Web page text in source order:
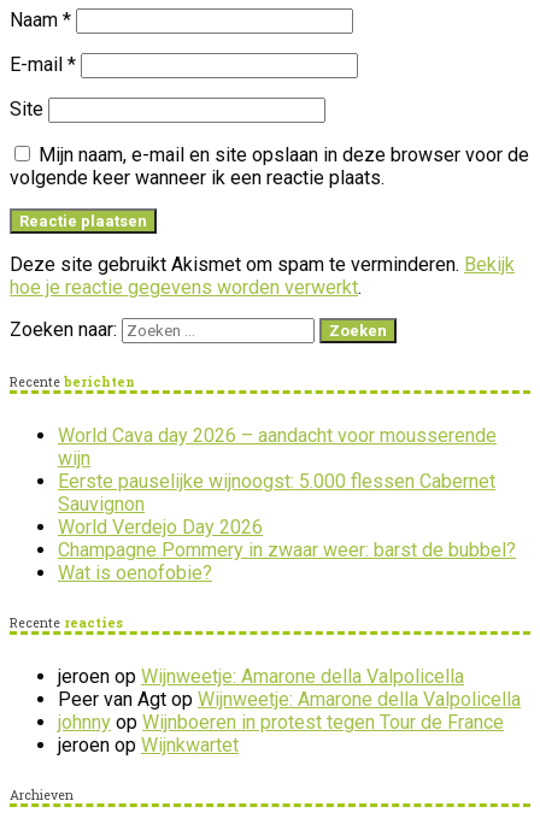
Naam *
E-mail *
Site
Mijn naam, e-mail en site opslaan in deze browser voor de
volgende keer wanneer ik een reactie plaats.
Deze site gebruikt Akismet om spam te verminderen. Bekijk
hoe je reactie gegevens worden verwerkt.
Zoeken naar:
Recente berichten
World Cava day 2026 – aandacht voor mousserende
wijn
Eerste pauselijke wijnoogst: 5.000 flessen Cabernet
Sauvignon
World Verdejo Day 2026
Champagne Pommery in zwaar weer: barst de bubbel?
Wat is oenofobie?
Recente reacties
jeroen op Wijnweetje: Amarone della Valpolicella
Peer van Agt op Wijnweetje: Amarone della Valpolicella
johnny op Wijnboeren in protest tegen Tour de France
jeroen op Wijnkwartet
Archieven